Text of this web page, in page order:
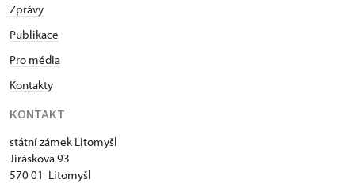
Zprávy
Publikace
Pro média
Kontakty
KONTAKT
státní zámek Litomyšl
Jiráskova 93
570 01 Litomyšl